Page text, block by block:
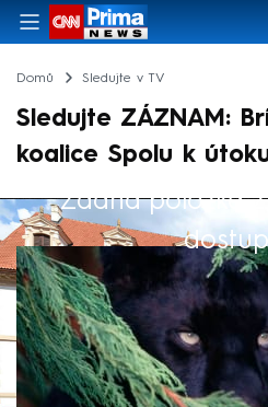
Domů Sledujte v TV
Sledujte ZÁZNAM:
koalice Spolu k
Žádná položka
Výběr redakce